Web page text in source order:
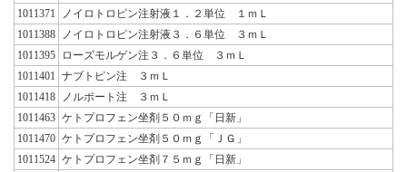
1011371
ノイロトロピン注射液１．２単位 １ｍＬ
1011388
ノイロトロピン注射液３．６単位 ３ｍＬ
1011395
ローズモルゲン注３．６単位 ３ｍＬ
1011401
ナブトピン注 ３ｍＬ
1011418
ノルポート注 ３ｍＬ
1011463 ケトプロフェン坐剤５０ｍｇ「日新」
1011470 ケトプロフェン坐剤５０ｍｇ「ＪＧ」
1011524 ケトプロフェン坐剤７５ｍｇ「日新」